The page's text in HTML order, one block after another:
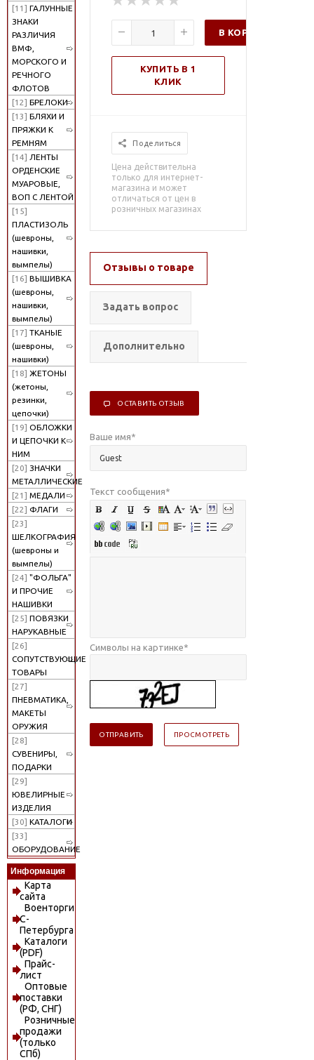
[11] ГАЛУННЫЕ
ЗНАКИ
РАЗЛИЧИЯ
ВМФ,
МОРСКОГО И
РЕЧНОГО
ФЛОТОВ
[12] БРЕЛОКИ
[13] БЛЯХИ И
ПРЯЖКИ К
РЕМНЯМ
[14] ЛЕНТЫ
ОРДЕНСКИЕ
МУАРОВЫЕ,
ВОП С ЛЕНТОЙ
[15]
ПЛАСТИЗОЛЬ
(шевроны,
нашивки,
вымпелы)
[16] ВЫШИВКА
(шевроны,
нашивки,
вымпелы)
[17] ТКАНЫЕ
(шевроны,
нашивки)
[18] ЖЕТОНЫ
(жетоны,
резинки,
цепочки)
[19] ОБЛОЖКИ
И ЦЕПОЧКИ К
НИМ
[20] ЗНАЧКИ
МЕТАЛЛИЧЕСКИЕ
[21] МЕДАЛИ
[22] ФЛАГИ
[23]
ШЕЛКОГРАФИЯ
(шевроны и
вымпелы)
[24] "ФОЛЬГА"
И ПРОЧИЕ
НАШИВКИ
[25] ПОВЯЗКИ
НАРУКАВНЫЕ
[26]
СОПУТСТВУЮЩИЕ
ТОВАРЫ
[27]
ПНЕВМАТИКА,
МАКЕТЫ
ОРУЖИЯ
[28]
СУВЕНИРЫ,
ПОДАРКИ
[29]
ЮВЕЛИРНЫЕ
ИЗДЕЛИЯ
[30] КАТАЛОГИ
[33]
ОБОРУДОВАНИЕ
Информация
Карта
сайта
Военторги
С-
Петербурга
Каталоги
(PDF)
Прайс-
лист
Оптовые
поставки
(РФ, СНГ)
Розничные
продажи
(только
СПб)
В КОРЗИНУ
КУПИТЬ В 1
КЛИК
Поделиться
Цена действительна
только для интернет-
магазина и может
отличаться от цен в
розничных магазинах
Отзывы о товаре
Задать вопрос
Дополнительно
ОСТАВИТЬ ОТЗЫВ
Ваше имя*
Текст сообщения*
Символы на картинке*